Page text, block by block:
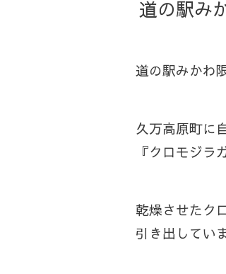
道の駅み
道の駅みかわ
久万高原町に
『クロモジラ
乾燥させたク
引き出してい